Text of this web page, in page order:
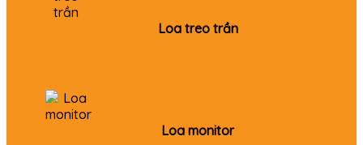
Loa treo trần
Loa monitor